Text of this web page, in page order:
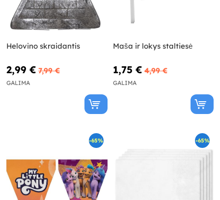
Helovino skraidantis
2,99 € 7,99 €
GALIMA
Maša ir lokys staltiesė
1,75 € 4,99 €
GALIMA
-65% -65%